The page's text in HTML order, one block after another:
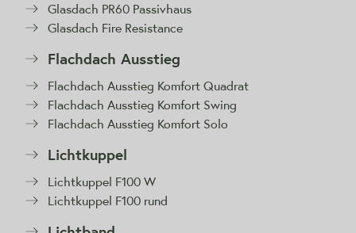
Glasdach PR60 Passivhaus
Glasdach Fire Resistance
Flachdach Ausstieg
Flachdach Ausstieg Komfort Quadrat
Flachdach Ausstieg Komfort Swing
Flachdach Ausstieg Komfort Solo
Lichtkuppel
Lichtkuppel F100 W
Lichtkuppel F100 rund